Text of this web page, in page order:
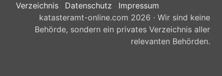
Verzeichnis Datenschutz
Impressum
katasteramt-online.com 2026 · Wir sind keine
Behörde, sondern ein privates Verzeichnis aller
relevanten Behörden.